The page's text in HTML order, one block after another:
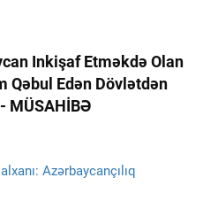
Inkişaf Etməkdə Olan
Qəbul Edən Dövlətdən
MÜSAHİBƏ